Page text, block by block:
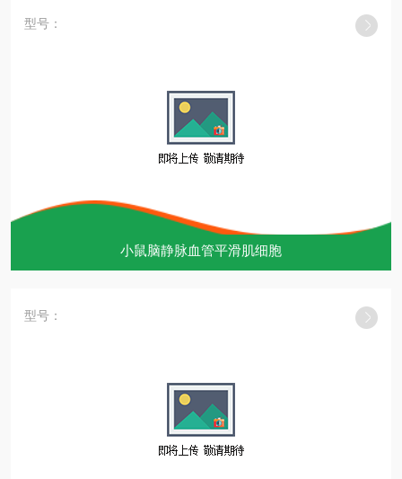
型号：
小鼠脑静脉血管平滑肌细胞
型号：